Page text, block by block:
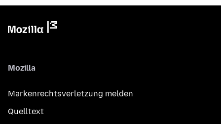
Mozilla
Markenrechtsverletzung melden
Quelltext